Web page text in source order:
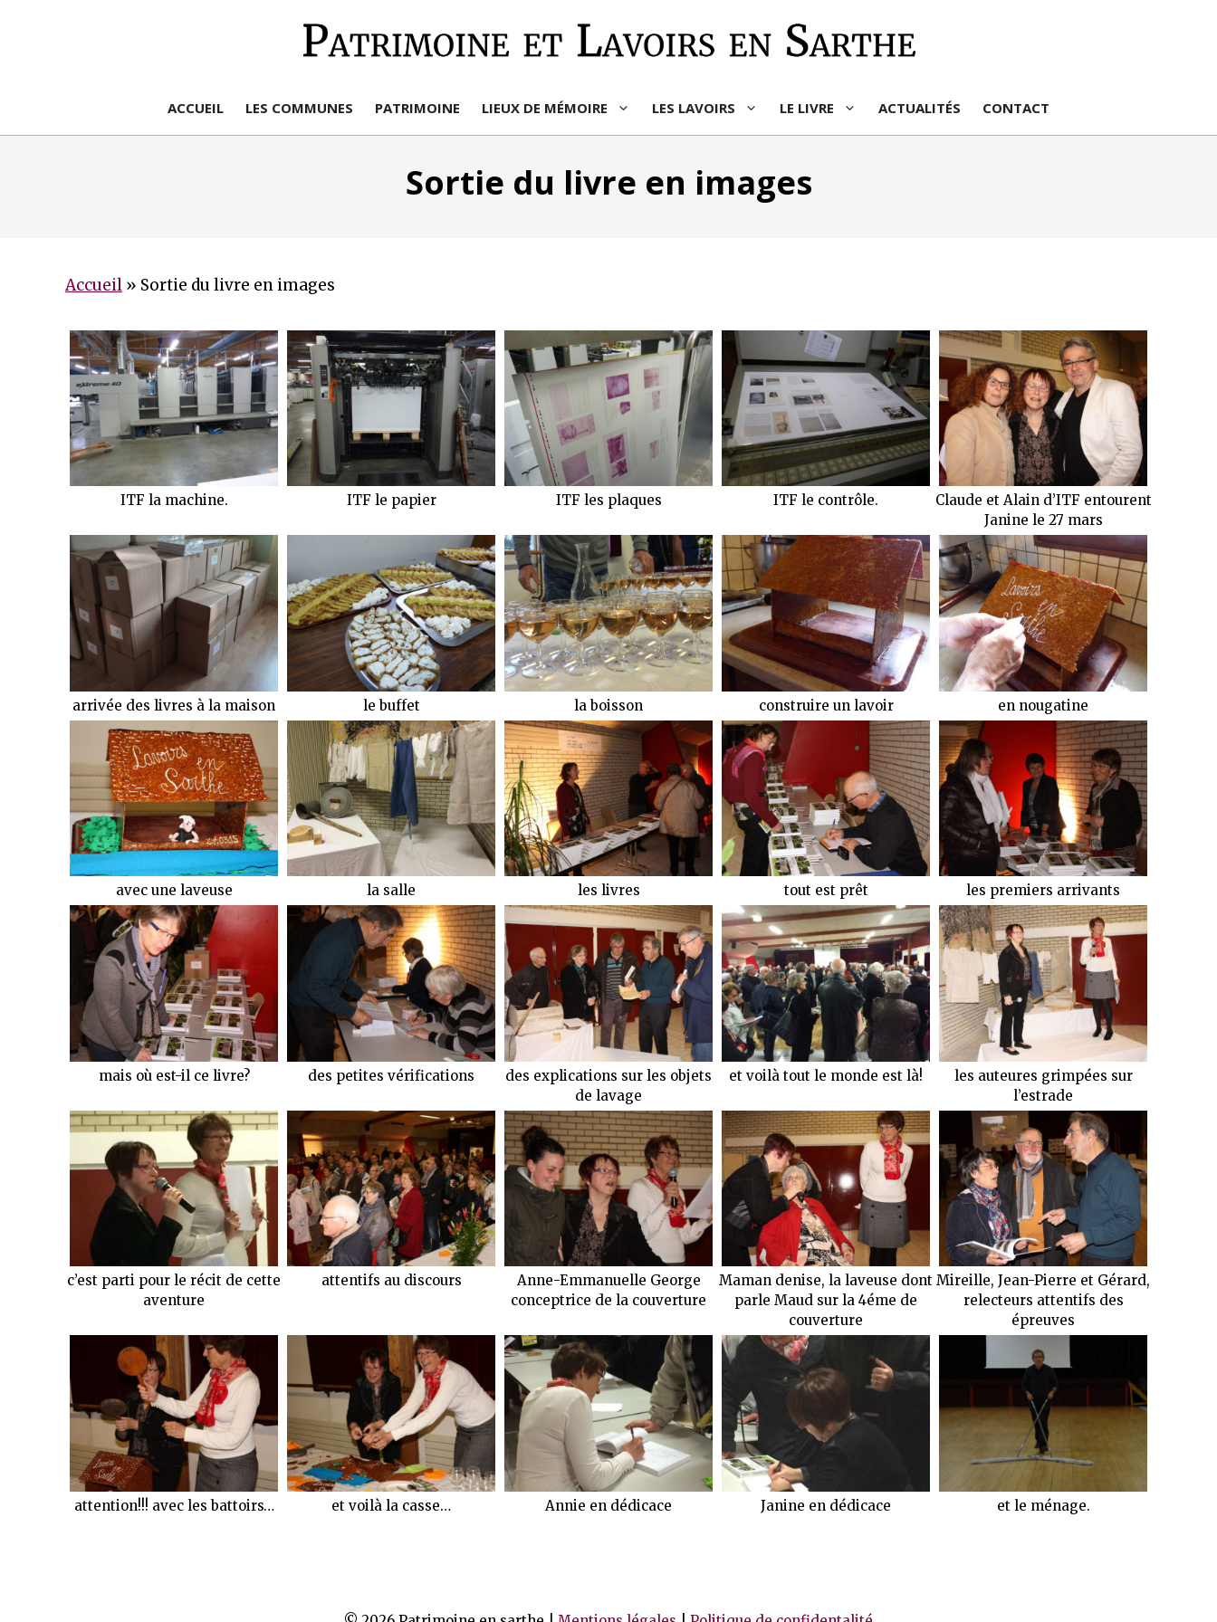
ACCUEIL LES COMMUNES PATRIMOINE LIEUX DE MÉMOIRE LES LAVOIRS LE LIVRE ACTUALITÉS CONTACT
Sortie du livre en images
Accueil » Sortie du livre en images
ITF la machine. ITF le papier ITF les plaques ITF le contrôle.
Claude et Alain d’ITF entourent
Janine le 27 mars
arrivée des livres à la maison le buffet la boisson construire un lavoir en nougatine
avec une laveuse la salle les livres tout est prêt les premiers arrivants
mais où est-il ce livre? des petites vérifications
des explications sur les objets
de lavage
et voilà tout le monde est là!
les auteures grimpées sur
l’estrade
c’est parti pour le récit de cette
aventure
attentifs au discours
Anne-Emmanuelle George
conceptrice de la couverture
Maman denise, la laveuse dont
parle Maud sur la 4éme de
couverture
Mireille, Jean-Pierre et Gérard,
relecteurs attentifs des
épreuves
attention!!! avec les battoirs… et voilà la casse… Annie en dédicace Janine en dédicace et le ménage.